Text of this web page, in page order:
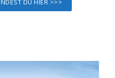
DU HIER >>>